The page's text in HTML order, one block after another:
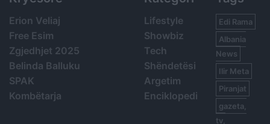
Erion Veliaj
Free Esim
Zgjedhjet 2025
Belinda Balluku
SPAK
Kombëtarja
Lifestyle
Showbiz
Tech
Shëndetësi
Argetim
Enciklopedi
Edi Rama
Albania
News
Ilir Meta
Piranjat
gazeta,
tv,